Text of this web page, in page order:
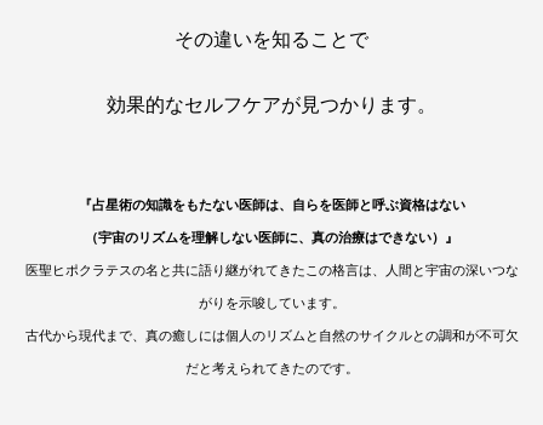
その違いを知ることで
効果的なセルフケアが見つかります。
『占星術の知識をもたない医師は、自らを医師と呼ぶ資格はない
（宇宙のリズムを理解しない医師に、真の治療はできない）』
医聖ヒポクラテスの名と共に語り継がれてきたこの格言は、人間と宇宙の深いつな
がりを示唆しています。
古代から現代まで、真の癒しには個人のリズムと自然のサイクルとの調和が不可欠
だと考えられてきたのです。